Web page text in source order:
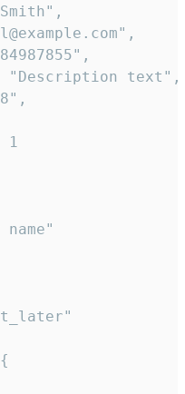
"Description text",
1
name"